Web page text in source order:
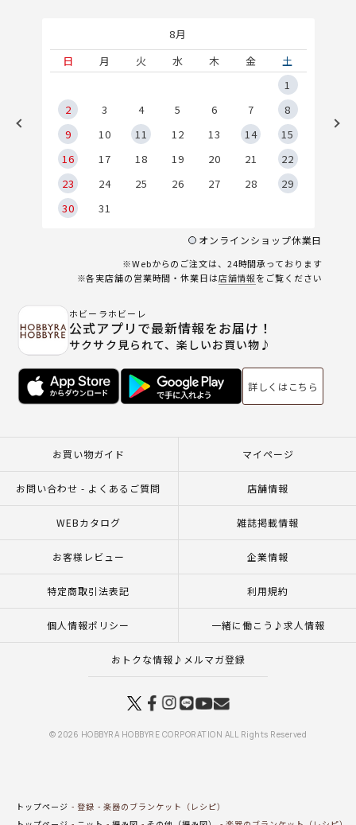
8月
日
月 火 水 木 金
土
1
2
3 4 5 6 7
8
9
10 11 12 13 14
15
16
17 18 19 20 21
22
23
24 25 26 27 28
29
30
31
オンラインショップ休業日
※Webからのご注文は、24時間承っております
※各実店舗の営業時間・休業日は店舗情報をご覧ください
ホビーラホビーレ
公式アプリで最新情報をお届け！
サクサク見られて、楽しいお買い物♪
詳しくはこちら
お買い物ガイド マイページ
お問い合わせ - よくあるご質問 店舗情報
WEBカタログ 雑誌掲載情報
お客様レビュー 企業情報
特定商取引法表記 利用規約
個人情報ポリシー 一緒に働こう♪求人情報
おトクな情報♪メルマガ登録
© 2026 HOBBYRA HOBBYRE CORPORATION ALL Rights Reserved
トップページ 登録
楽器のブランケット（レシピ）